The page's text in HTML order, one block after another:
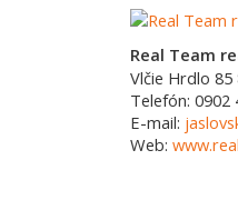
Real Team
Vlčie Hrdlo 85
Telefón: 0902
E-mail:
Web: